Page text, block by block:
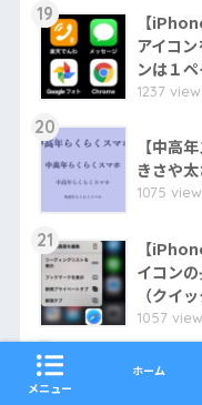
19
【
アイコ
ンは１
1237
20
【中高
きさや
1075
21
【
イコン
（クイ
1057
22
あなた
メニュー
ホーム